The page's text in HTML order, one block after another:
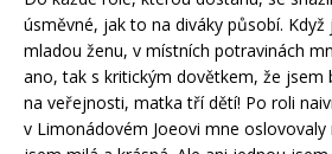
úsměvné, jak to na diváky působí.
mladou ženu, v místních potravinách
ano, tak s kritickým dovětkem, že jsem
na veřejnosti, matka tří dětí! Po roli
v Limonádovém Joeovi mne